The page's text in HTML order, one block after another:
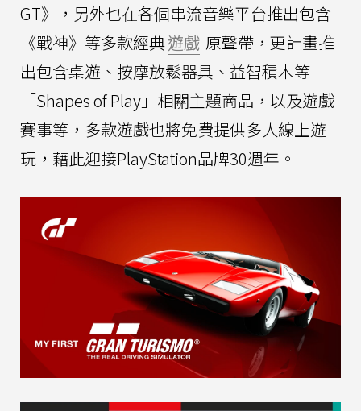
GT》，另外也在各個串流音樂平台推出包含
《戰神》等多款經典遊戲 原聲帶，更計畫推
出包含桌遊、按摩放鬆器具、益智積木等
「Shapes of Play」相關主題商品，以及遊戲
賽事等，多款遊戲也將免費提供多人線上遊
玩，藉此迎接PlayStation品牌30週年。